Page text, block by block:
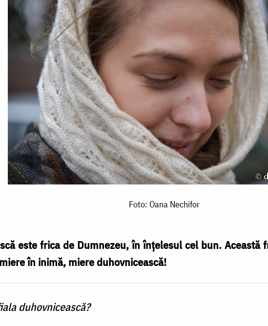
Foto: Oana Nechifor
este frica de Dumnezeu, în înțelesul cel bun. Această
în inimă, miere duhovnicească!
duhovnicească?